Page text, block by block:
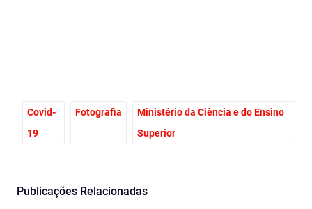
Covid-
19
Fotografia
Ministério da Ciência e do Ensino
Superior
Publicações Relacionadas